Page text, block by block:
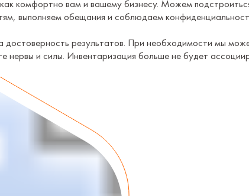
комфортно вам и вашему бизнесу. Можем
выполняем обещания и соблюдаем
достоверность результатов. При необходимости мы
и силы. Инвентаризация больше не будет